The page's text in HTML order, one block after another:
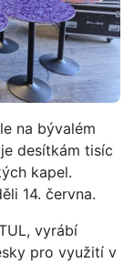
na bývalém
desítkám tisíc
kapel.
14. června.
vyrábí
pro využití v